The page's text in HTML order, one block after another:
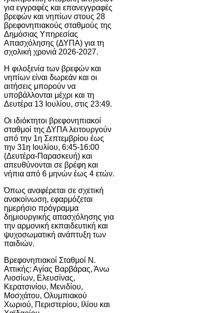
για εγγραφές και επανεγγραφές
βρεφών και νηπίων στους 28
βρεφονηπιακούς σταθμούς της
Δημόσιας Υπηρεσίας
Απασχόλησης (ΔΥΠΑ) για τη
σχολική χρονιά 2026-2027.
Η φιλοξενία των βρεφών και
νηπίων είναι δωρεάν και οι
αιτήσεις μπορούν να
υποβάλλονται μέχρι και τη
Δευτέρα 13 Ιουλίου, στις 23:49.
Οι ιδιόκτητοι βρεφονηπιακοί
σταθμοί της ΔΥΠΑ λειτουργούν
από την 1η Σεπτεμβρίου έως
την 31η Ιουλίου, 6:45-16:00
(Δευτέρα-Παρασκευή) και
απευθύνονται σε βρέφη και
νήπια από 6 μηνών έως 4 ετών.
Όπως αναφέρεται σε σχετική
ανακοίνωση, εφαρμόζεται
ημερήσιο πρόγραμμα
δημιουργικής απασχόλησης για
την αρμονική εκπαιδευτική και
ψυχοσωματική ανάπτυξη των
παιδιών.
Βρεφονηπιακοί Σταθμοί Ν.
Αττικής: Αγίας Βαρβάρας, Άνω
Λιοσίων, Ελευσίνας,
Κερατσινίου, Μενιδίου,
Μοσχάτου, Ολυμπιακού
Χωριού, Περιστερίου, Ιλίου και